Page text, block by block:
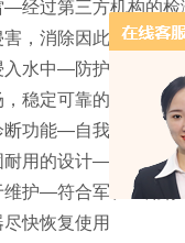
—经过第三方机构的检
害，消除因此而增添
入水中—防护等级
，稳定可靠的准确性
断功能—自我监测系统
耐用的设计—重型称
维护—符合军、医用标
尽快恢复使用